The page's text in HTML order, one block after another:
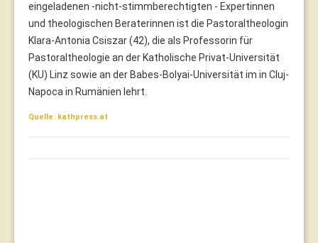
eingeladenen -nicht-stimmberechtigten - Expertinnen
und theologischen Beraterinnen ist die Pastoraltheologin
Klara-Antonia Csiszar (42), die als Professorin für
Pastoraltheologie an der Katholische Privat-Universität
(KU) Linz sowie an der Babes-Bolyai-Universität im in Cluj-
Napoca in Rumänien lehrt.
Quelle: kathpress.at